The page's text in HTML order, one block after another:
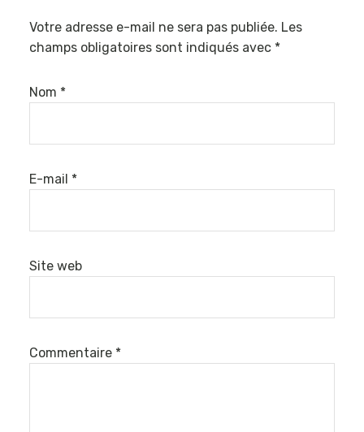
Votre adresse e-mail ne sera pas publiée. Les
champs obligatoires sont indiqués avec *
Nom *
E-mail *
Site web
Commentaire *